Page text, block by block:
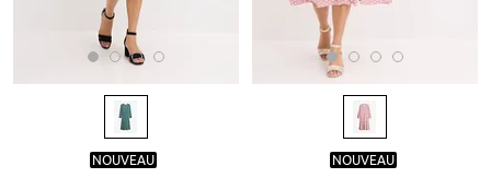
NOUVEAU NOUVEAU